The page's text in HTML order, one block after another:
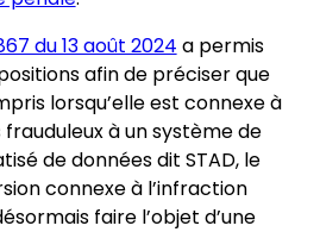
du 13 août 2024 a permis
afin de préciser que
lorsqu’elle est connexe à
frauduleux à un système de
de données dit STAD, le
connexe à l’infraction
faire l’objet d’une